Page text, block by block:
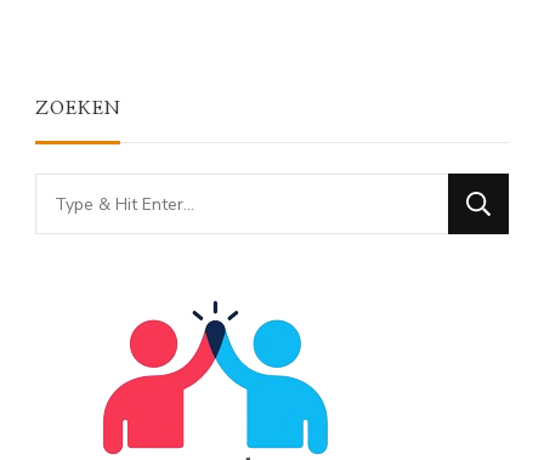
ZOEKEN
Looking
for